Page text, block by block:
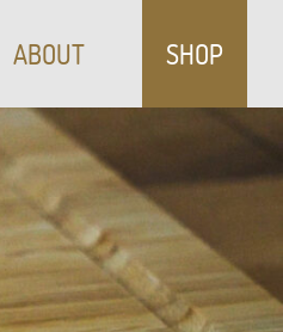
ABOUT SHOP